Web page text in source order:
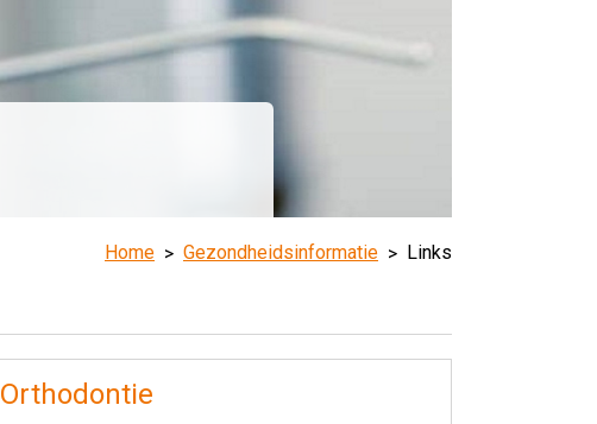
Home Gezondheidsinformatie Links
Orthodontie